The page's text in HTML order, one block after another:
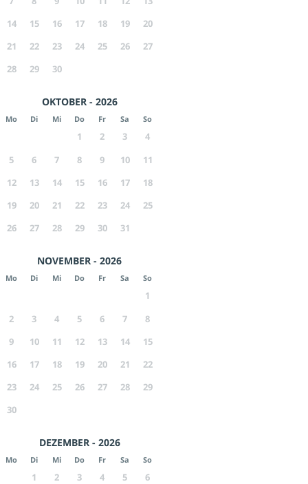
14
15 16 17 18 19
20
21
22 23 24 25 26
27
28
29 30
OKTOBER - 2026
Mo Di Mi Do Fr Sa So
1 2 3
4
5
6 7 8 9 10
11
12
13 14 15 16 17
18
19
20 21 22 23 24
25
26
27 28 29 30 31
NOVEMBER - 2026
Mo Di Mi Do Fr Sa So
1
2
3 4 5 6 7
8
9
10 11 12 13 14
15
16
17 18 19 20 21
22
23
24 25 26 27 28
29
30
DEZEMBER - 2026
Mo Di Mi Do Fr Sa So
1 2 3 4 5
6